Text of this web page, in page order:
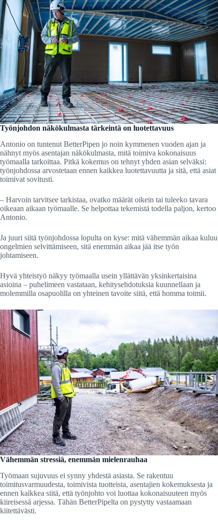
Työnjohdon näkökulmasta tärkeintä on luotettavuus
Antonio on tuntenut BetterPipen jo noin kymmenen vuoden ajan ja
nähnyt myös asentajan näkökulmasta, mitä toimiva kokonaisuus
työmaalla tarkoittaa. Pitkä kokemus on tehnyt yhden asian selväksi:
työnjohdossa arvostetaan ennen kaikkea luotettavuutta ja sitä, että asiat
toimivat sovitusti.
– Harvoin tarvitsee tarkistaa, ovatko määrät oikein tai tuleeko tavara
oikeaan aikaan työmaalle. Se helpottaa tekemistä todella paljon, kertoo
Antonio.
Ja juuri siitä työnjohdossa lopulta on kyse: mitä vähemmän aikaa kuluu
ongelmien selvittämiseen, sitä enemmän aikaa jää itse työn
johtamiseen.
Hyvä yhteistyö näkyy työmaalla usein yllättävän yksinkertaisina
asioina – puhelimeen vastataan, kehitysehdotuksia kuunnellaan ja
molemmilla osapuolilla on yhteinen tavoite siitä, että homma toimii.
Vähemmän stressiä, enemmän mielenrauhaa
Työmaan sujuvuus ei synny yhdestä asiasta. Se rakentuu
toimitusvarmuudesta, toimivista tuotteista, asentajien kokemuksesta ja
ennen kaikkea siitä, että työnjohto voi luottaa kokonaisuuteen myös
kiireisessä arjessa. Tähän BetterPipelta on pystytty vastaamaan
kiitettävästi.